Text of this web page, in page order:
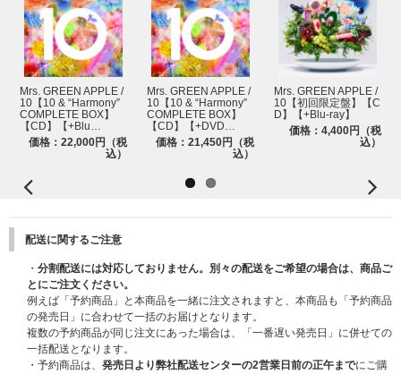
18. breakfast
19. 慶びの種
Mrs. GREEN APPLE /
10【10 & “Harmony”
COMPLETE BOX】
【CD】【+Blu…
価格：22,000円（税
込）
Mrs. GREEN APPLE /
10【10 & “Harmony”
COMPLETE BOX】
【CD】【+DVD…
価格：21,450円（税
込）
Mrs. GREEN APPLE /
10【初回限定盤】【C
D】【+Blu-ray】
価格：4,400円（税
込）
配送に関するご注意
・ 分割配送には対応しておりません。別々の配送をご希望の場合は、商品ご
とにご注文ください。
例えば「予約商品」と本商品を一緒に注文されますと、本商品も「予約商品
の発売日」に合わせて一括のお届けとなります。
複数の予約商品が同じ注文にあった場合は、「一番遅い発売日」に併せての
一括配送となります。
・予約商品は、 発売日より弊社配送センターの2営業日前の正午までにご購